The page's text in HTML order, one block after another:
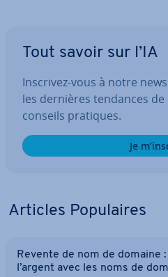
Tout savoir sur l’IA
Inscrivez-vous à notre
les dernières tendances de
conseils pratiques.
Je
Articles Po­pu­laires
Revente de nom de domaine
l’argent avec les noms de